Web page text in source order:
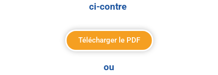
ci-contre
Télécharger le PDF
ou